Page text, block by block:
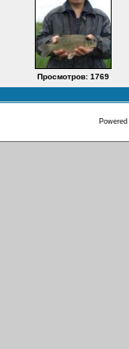
Просмотров: 1769